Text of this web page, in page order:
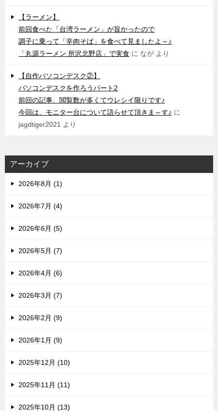
【ラーメン】
前回食べた「台湾ラーメン」が旨かったので
調子に乗って「辛肉そば」を食べて見ましたよ～♪
「丸源ラーメン 所沢北野店」で実食 に なが より
【自作パソコンデスク②】
パソコンデスクを作ろうパート2
前回の記事、閲覧数が多くてウレシイ限りです♪
今回は、モニター台について語らせて頂きま～す♪ に
jagdtiger2021 より
アーカイブ
2026年8月 (1)
2026年7月 (4)
2026年6月 (5)
2026年5月 (7)
2026年4月 (6)
2026年3月 (7)
2026年2月 (9)
2026年1月 (9)
2025年12月 (10)
2025年11月 (11)
2025年10月 (13)